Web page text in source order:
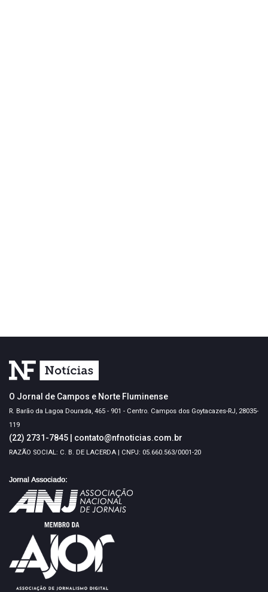
O Jornal de Campos e Norte Fluminense
R. Barão da Lagoa Dourada, 465 - 901 - Centro. Campos dos Goytacazes-RJ, 28035-
119
(22) 2731-7845 contato@nfnoticias.com.br
RAZÃO SOCIAL: C. B. DE LACERDA | CNPJ: 05.660.563/0001-20